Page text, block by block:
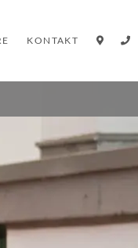
KONTAKT